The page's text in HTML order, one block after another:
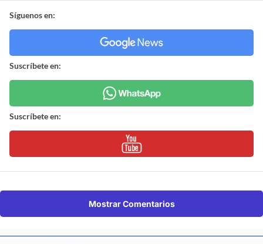
Síguenos en:
Suscríbete en:
Suscríbete en:
Mostrar Comentarios